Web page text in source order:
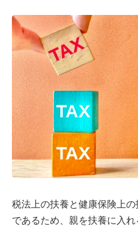
税法上の扶養と健康保険上
であるため、親を扶養に入